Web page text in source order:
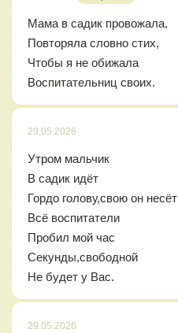
Мама в садик провожала,
Повторяла словно стих,
Чтобы я не обижала
Воспитательниц своих.
29.05.2026
Утром мальчик
В садик идёт
Гордо голову,свою он несёт
Всё воспитатели
Пробил мой час
Секунды,свободной
Не будет у Вас.
29.05.2026